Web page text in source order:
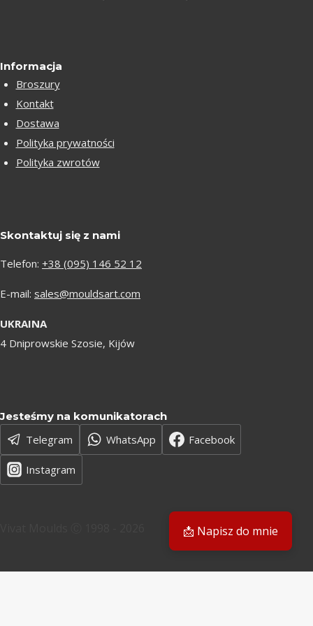
Informacja
Broszury
Kontakt
Dostawa
Polityka prywatności
Polityka zwrotów
Skontaktuj się z nami
Telefon: +38 (095) 146 52 12
E-mail: sales@mouldsart.com
UKRAINA
4 Dniprowskie Szosie, Kijów
Jesteśmy na komunikatorach
Telegram WhatsApp Facebook
Instagram
📩 Napisz do mnie